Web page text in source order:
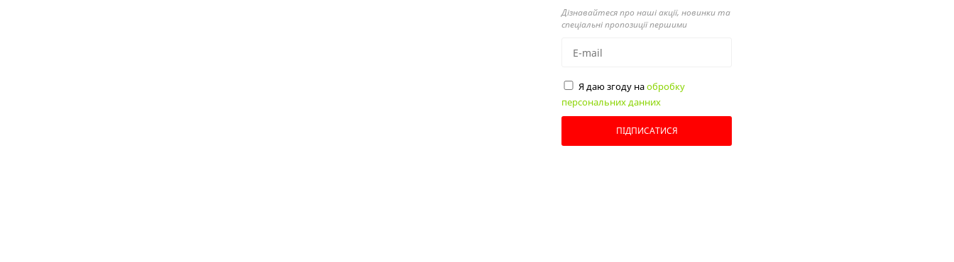
Дізнавайтеся про наші акції, новинки та
спеціальні пропозиції першими
Я даю згоду наобробку
персональних данних